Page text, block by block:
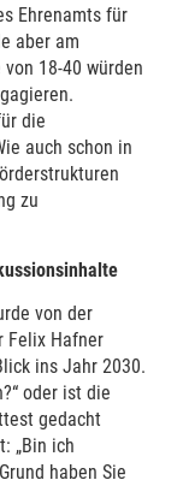
Ehrenamts für
aber am
18-40 würden
die
auch schon in
zu
von der
Felix Hafner
ins Jahr 2030.
oder ist die
gedacht
„Bin ich
haben Sie